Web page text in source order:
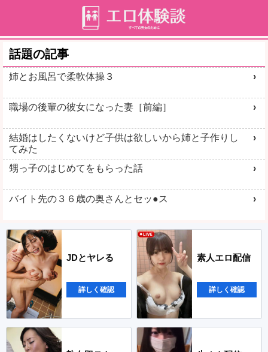
話題の記事
姉とお風呂で柔軟体操３
職場の後輩の彼女になった妻［前編］
結婚はしたくないけど子供は欲しいから姉と子作りし
てみた
甥っ子のはじめてをもらった話
バイト先の３６歳の奥さんとセッ●ス
JDとヤレる
詳しく確認
素人エロ配信
詳しく確認